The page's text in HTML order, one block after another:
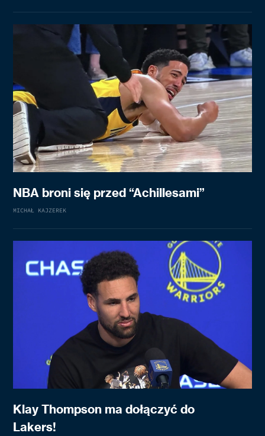
NBA broni się przed “Achillesami”
MICHAŁ KAJZEREK
Klay Thompson ma dołączyć do
Lakers!